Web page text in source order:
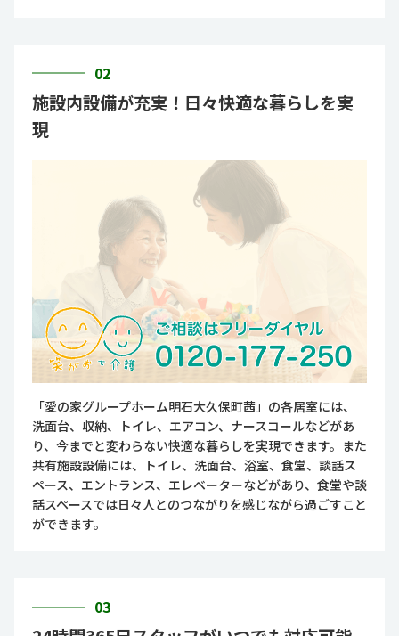
02
施設内設備が充実！日々快適な暮らしを実
現
「愛の家グループホーム明石大久保町茜」の各居室には、
洗面台、収納、トイレ、エアコン、ナースコールなどがあ
り、今までと変わらない快適な暮らしを実現できます。また
共有施設設備には、トイレ、洗面台、浴室、食堂、談話ス
ペース、エントランス、エレベーターなどがあり、食堂や談
話スペースでは日々人とのつながりを感じながら過ごすこと
ができます。
03